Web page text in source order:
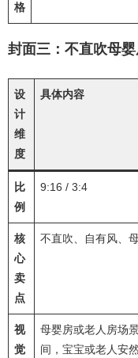
格
封面三：不直吹母
设
计
维
度
具体内容
比
例
9:16 / 3:4
核
心
卖
点
不直吹、自有风、
视
觉
母婴房或老人房场
间，宝宝或老人安